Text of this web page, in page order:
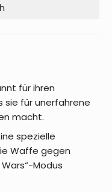
für ihren
sie für unerfahrene
macht.
spezielle
Waffe gegen
Modus